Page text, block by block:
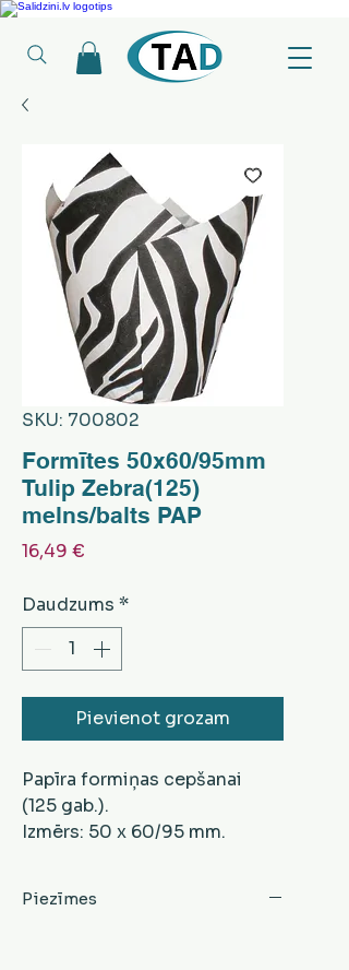
Ledusskapji, Sadzīves tehnika, Smaržas,
SKU: 700802
Formītes 50x60/95mm
Tulip Zebra(125)
melns/balts PAP
16,49 €
Daudzums *
Pievienot grozam
Papīra formiņas cepšanai
(125 gab.).
Izmērs: 50 x 60/95 mm.
Piezīmes